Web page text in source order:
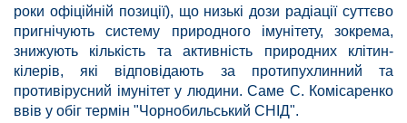
роки офіційній позиції), що низькі дози радіації суттєво
пригнічують систему природного імунітету, зокрема,
знижують кількість та активність природних клітин-
кілерів, які відповідають за протипухлинний та
противірусний імунітет у людини. Саме С. Комісаренко
ввів у обіг термін "Чорнобильський СНІД".